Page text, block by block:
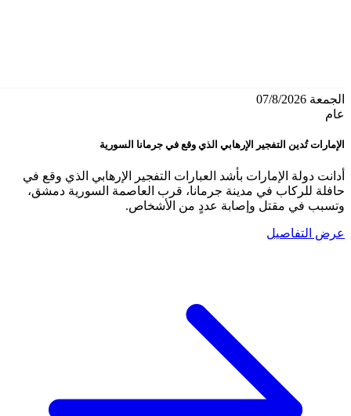
الجمعة 07/8/2026
عام
الإمارات تُدين التفجير الإرهابي الذي وقع في جرمانا السورية
أدانت دولة الإمارات بأشد العبارات التفجير الإرهابي الذي وقع في
حافلة للركاب في مدينة جرمانا، قرب العاصمة السورية دمشق،
وتسبب في مقتل وإصابة عددٍ من الأشخاص.
عرض التفاصيل